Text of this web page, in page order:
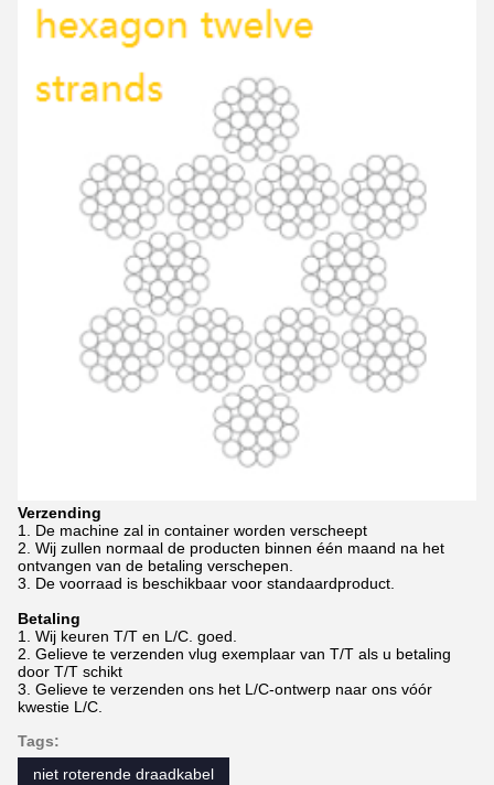
Verzending
1. De machine zal in container worden verscheept
2. Wij zullen normaal de producten binnen één maand na het
ontvangen van de betaling verschepen.
3. De voorraad is beschikbaar voor standaardproduct.
Betaling
1. Wij keuren T/T en L/C. goed.
2. Gelieve te verzenden vlug exemplaar van T/T als u betaling
door T/T schikt
3. Gelieve te verzenden ons het L/C-ontwerp naar ons vóór
kwestie L/C.
Tags:
niet roterende draadkabel